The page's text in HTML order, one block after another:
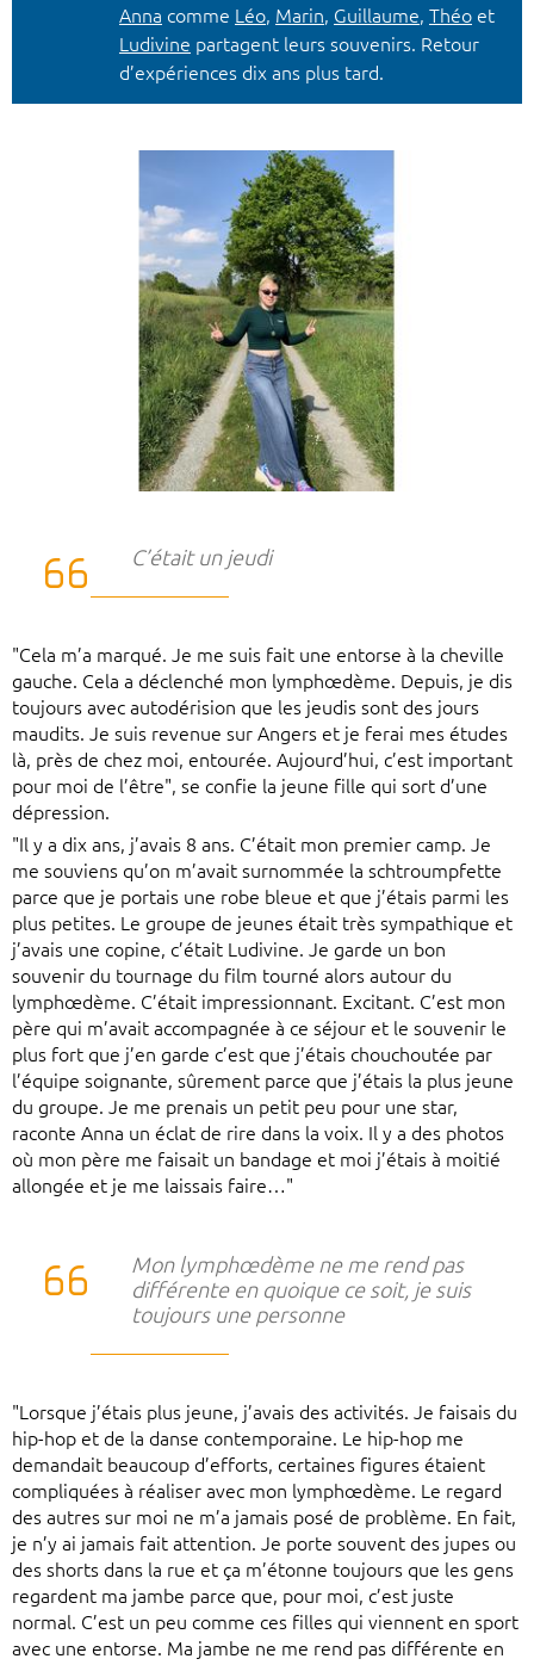
Anna comme Léo, Marin, Guillaume, Théo et
Ludivine partagent leurs souvenirs. Retour
d’expériences dix ans plus tard.
C’était un jeudi
"Cela m’a marqué. Je me suis fait une entorse à la cheville
gauche. Cela a déclenché mon lymphœdème. Depuis, je dis
toujours avec autodérision que les jeudis sont des jours
maudits. Je suis revenue sur Angers et je ferai mes études
là, près de chez moi, entourée. Aujourd’hui, c’est important
pour moi de l’être", se confie la jeune fille qui sort d’une
dépression.
"Il y a dix ans, j’avais 8 ans. C’était mon premier camp. Je
me souviens qu’on m’avait surnommée la schtroumpfette
parce que je portais une robe bleue et que j’étais parmi les
plus petites. Le groupe de jeunes était très sympathique et
j’avais une copine, c’était Ludivine. Je garde un bon
souvenir du tournage du film tourné alors autour du
lymphœdème. C’était impressionnant. Excitant. C’est mon
père qui m’avait accompagnée à ce séjour et le souvenir le
plus fort que j’en garde c’est que j’étais chouchoutée par
l’équipe soignante, sûrement parce que j’étais la plus jeune
du groupe. Je me prenais un petit peu pour une star,
raconte Anna un éclat de rire dans la voix. Il y a des photos
où mon père me faisait un bandage et moi j’étais à moitié
allongée et je me laissais faire…"
Mon lymphœdème ne me rend pas
différente en quoique ce soit, je suis
toujours une personne
"Lorsque j’étais plus jeune, j’avais des activités. Je faisais du
hip-hop et de la danse contemporaine. Le hip-hop me
demandait beaucoup d’efforts, certaines figures étaient
compliquées à réaliser avec mon lymphœdème. Le regard
des autres sur moi ne m’a jamais posé de problème. En fait,
je n’y ai jamais fait attention. Je porte souvent des jupes ou
des shorts dans la rue et ça m’étonne toujours que les gens
regardent ma jambe parce que, pour moi, c’est juste
normal. C’est un peu comme ces filles qui viennent en sport
avec une entorse. Ma jambe ne me rend pas différente en